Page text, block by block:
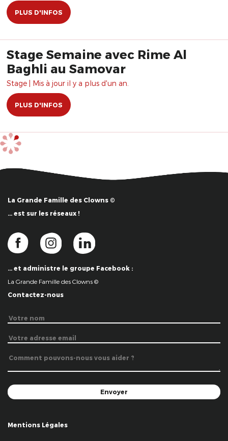
Tragédie de tous les jours, de
tous les temps.
PLUS D'INFOS
Stage Semaine avec Rime Al
Baghli au Samovar
Stage | Mis à jour il y a plus d'un an.
PLUS D'INFOS
La Grande Famille des Clowns ©
… est sur les réseaux !
… et administre le groupe Facebook :
La Grande Famille des Clowns ©
Contactez-nous
Mentions Légales